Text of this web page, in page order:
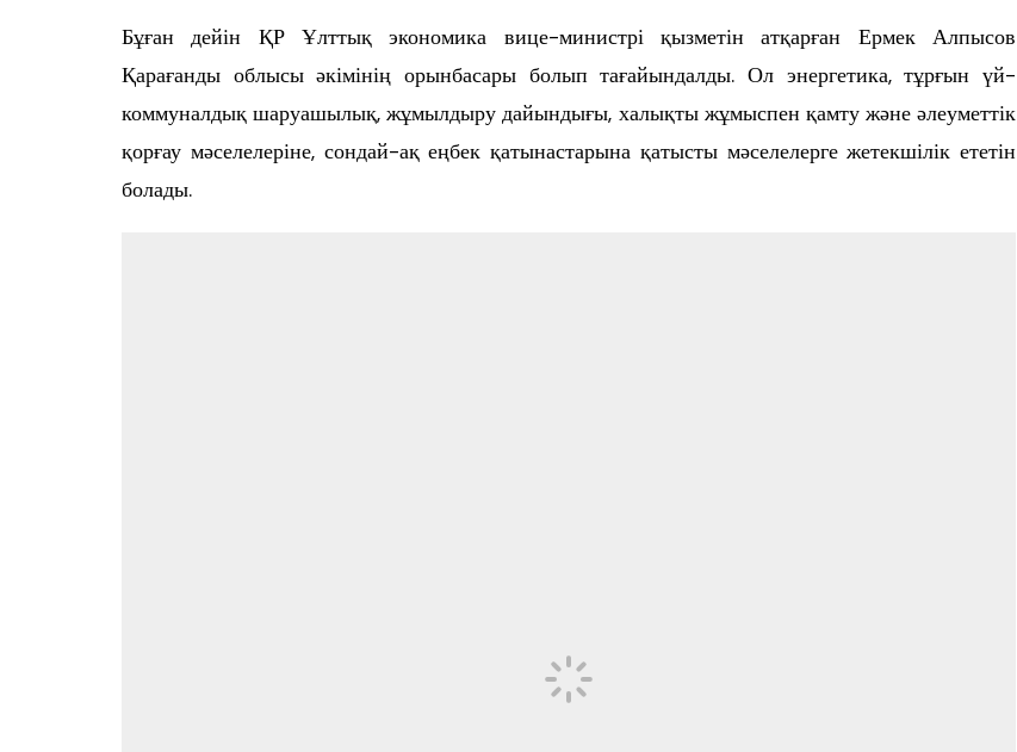
Бұған дейін ҚР Ұлттық экономика вице-министрі қызметін атқарған Ермек Алпысов
Қарағанды облысы әкімінің орынбасары болып тағайындалды. Ол энергетика, тұрғын үй-
коммуналдық шаруашылық, жұмылдыру дайындығы, халықты жұмыспен қамту және әлеуметтік
қорғау мәселелеріне, сондай-ақ еңбек қатынастарына қатысты мәселелерге жетекшілік ететін
болады.